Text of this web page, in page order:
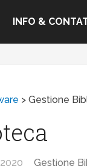
INFO &
>Gestione
Gestione